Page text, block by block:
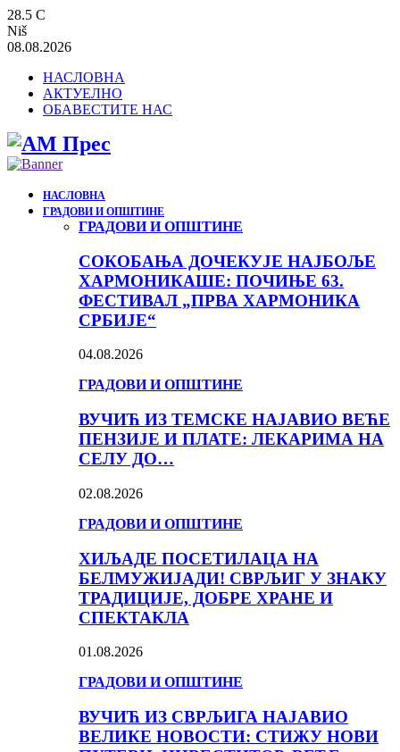
28.5 C
Niš
08.08.2026
НАСЛОВНА
АКТУЕЛНО
ОБАВЕСТИТЕ НАС
НАСЛОВНА
ГРАДОВИ И ОПШТИНЕ
ГРАДОВИ И ОПШТИНЕ
СОКОБАЊА ДОЧЕКУЈЕ НАЈБОЉЕ
ХАРМОНИКАШЕ: ПОЧИЊЕ 63.
ФЕСТИВАЛ „ПРВА ХАРМОНИКА
СРБИЈЕ“
04.08.2026
ГРАДОВИ И ОПШТИНЕ
ВУЧИЋ ИЗ ТЕМСКЕ НАЈАВИО ВЕЋЕ
ПЕНЗИЈЕ И ПЛАТЕ: ЛЕКАРИМА НА
СЕЛУ ДО…
02.08.2026
ГРАДОВИ И ОПШТИНЕ
ХИЉАДЕ ПОСЕТИЛАЦА НА
БЕЛМУЖИЈАДИ! СВРЉИГ У ЗНАКУ
ТРАДИЦИЈЕ, ДОБРЕ ХРАНЕ И
СПЕКТАКЛА
01.08.2026
ГРАДОВИ И ОПШТИНЕ
ВУЧИЋ ИЗ СВРЉИГА НАЈАВИО
ВЕЛИКЕ НОВОСТИ: СТИЖУ НОВИ